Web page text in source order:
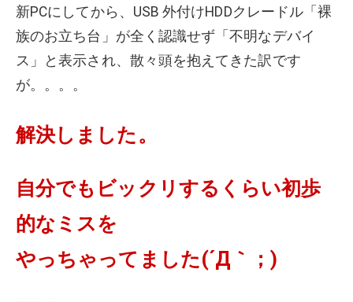
新PCにしてから、USB 外付けHDDクレードル「裸
族のお立ち台」が全く認識せず「不明なデバイ
ス」と表示され、散々頭を抱えてきた訳です
が。。。。
解決しました。
自分でもビックリするくらい初歩
的なミスを
やっちゃってました(´Д｀；)